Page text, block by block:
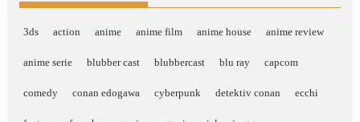
3ds action anime anime film anime house anime review
anime serie blubber cast blubbercast blu ray capcom
comedy conan edogawa cyberpunk detektiv conan ecchi